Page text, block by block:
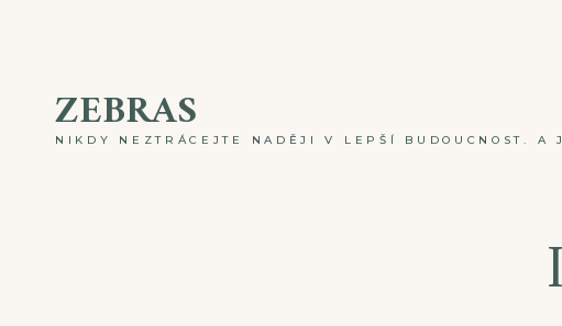
contentZEBRAS
NIKDY NEZTRÁCEJTE NADĚJI V LEPŠÍ BUDOUCNOST.